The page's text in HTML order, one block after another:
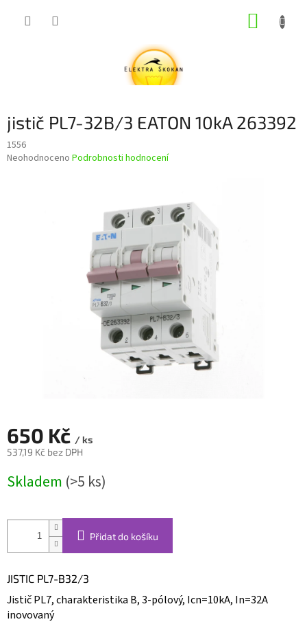
jistič PL7-32B/3 EATON 10kA 263392
1556
Průměrné
Neohodnoceno Podrobnosti hodnocení
650 Kč / ks
537,19 Kč bez DPH
cena:
Skladem (>5 ks)
Přidat do košíku
JISTIC PL7-B32/3
Jistič PL7, charakteristika B, 3-pólový, Icn=10kA, In=32A
inovovaný